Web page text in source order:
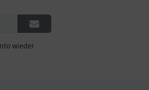
wieder